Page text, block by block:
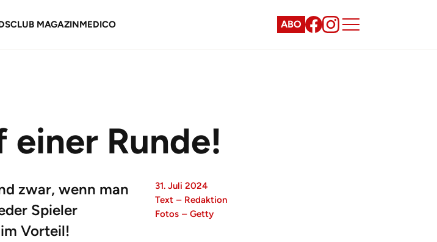
CLUB MAGAZINMEDICO ABO
Runde!
zwar, wenn man
Spieler
Vorteil!
31. Juli 2024
Text – Redaktion
Fotos – Getty